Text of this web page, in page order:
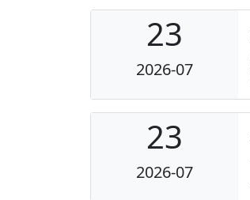
23
2026-07
23
2026-07